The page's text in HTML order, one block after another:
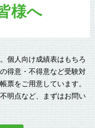
様へ
個人向け成績表はもちろ
得意・不得意など受験対
票をご用意しています。
明点など、まずはお問い